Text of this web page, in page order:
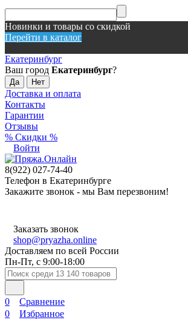
Новинки и товары со скидкой
Перейти в каталог
Екатеринбург
Ваш город Екатеринбург?
Доставка и оплата
Контакты
Гарантии
Отзывы
% Скидки %
Войти
8(922) 027-74-40
Телефон в Екатеринбурге
Закажите звонок - мы Вам перезвоним!
Заказать звонок
shop@pryazha.online
Доставляем по всей России
Пн-Пт, с 9:00-18:00
0
Сравнение
0
Избранное